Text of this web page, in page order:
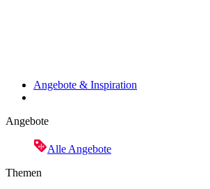
Angebote & Inspiration
Angebote
Alle Angebote
Themen